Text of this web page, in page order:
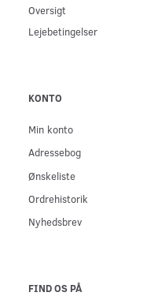
Oversigt
Lejebetingelser
KONTO
Min konto
Adressebog
Ønskeliste
Ordrehistorik
Nyhedsbrev
FIND OS PÅ